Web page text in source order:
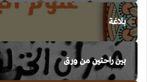
بلاغة
بين راحتين من ورق